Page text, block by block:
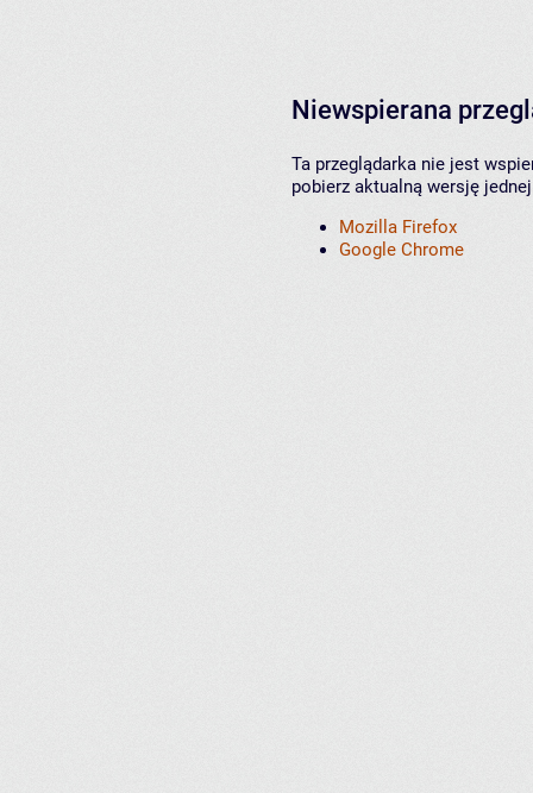
Niewspierana
Ta przeglądarka nie jest
pobierz aktualną wersję
Mozilla Firefox
Google Chrome